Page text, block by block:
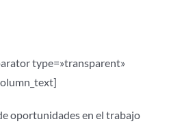
type=»transparent»
oportunidades en el trabajo